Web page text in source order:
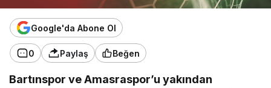
Google'da Abone Ol
0 Paylaş Beğen
Bartınspor ve Amasraspor’u yakından